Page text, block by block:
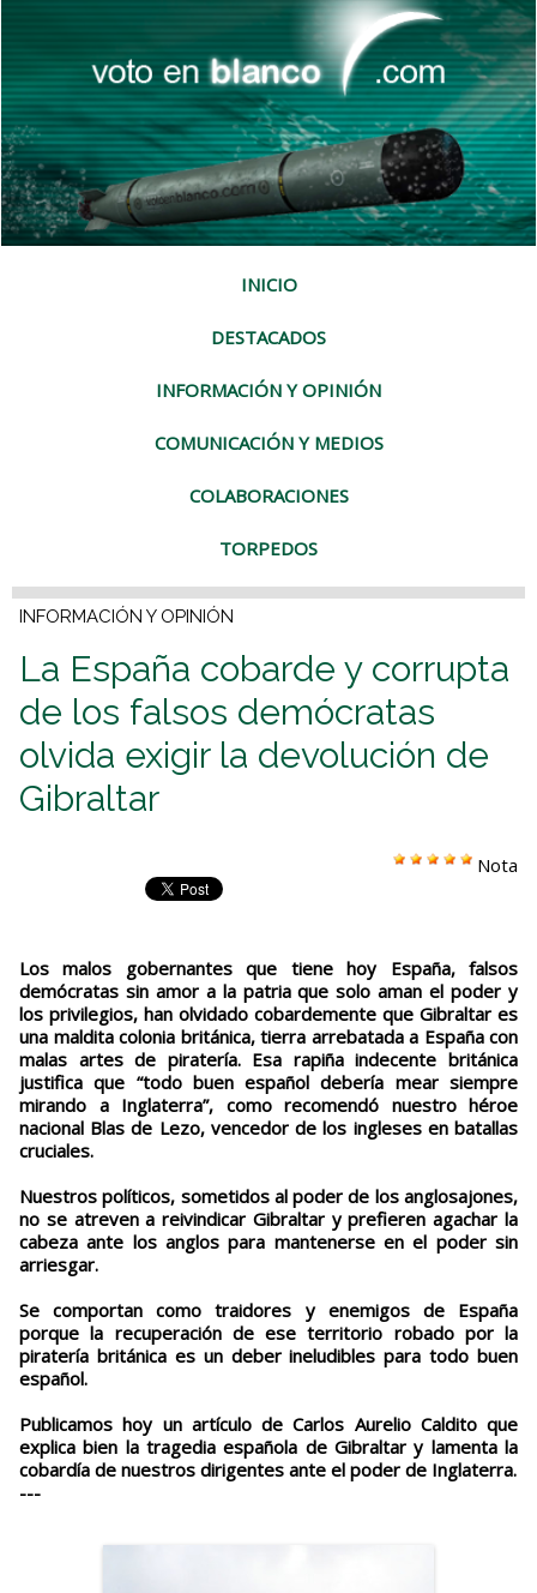
INICIO
DESTACADOS
INFORMACIÓN Y OPINIÓN
COMUNICACIÓN Y MEDIOS
COLABORACIONES
TORPEDOS
INFORMACIÓN Y OPINIÓN
La España cobarde y corrupta
de los falsos demócratas
olvida exigir la devolución de
Gibraltar
Nota
Los malos gobernantes que tiene hoy España, falsos
demócratas sin amor a la patria que solo aman el poder y
los privilegios, han olvidado cobardemente que Gibraltar es
una maldita colonia británica, tierra arrebatada a España con
malas artes de piratería. Esa rapiña indecente británica
justifica que “todo buen español debería mear siempre
mirando a Inglaterra”, como recomendó nuestro héroe
nacional Blas de Lezo, vencedor de los ingleses en batallas
cruciales.
Nuestros políticos, sometidos al poder de los anglosajones,
no se atreven a reivindicar Gibraltar y prefieren agachar la
cabeza ante los anglos para mantenerse en el poder sin
arriesgar.
Se comportan como traidores y enemigos de España
porque la recuperación de ese territorio robado por la
piratería británica es un deber ineludibles para todo buen
español.
Publicamos hoy un artículo de Carlos Aurelio Caldito que
explica bien la tragedia española de Gibraltar y lamenta la
cobardía de nuestros dirigentes ante el poder de Inglaterra.
---